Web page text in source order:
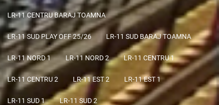
LR-11 CENTRU BARAJ TOAMNA
LR-11 SUD PLAY OFF 25/26 LR-11 SUD BARAJ TOAMNA
LR-11 NORD 1 LR-11 NORD 2 LR-11 CENTRU 1
LR-11 CENTRU 2 LR-11 EST 2 LR-11 EST 1
LR-11 SUD 1 LR-11 SUD 2